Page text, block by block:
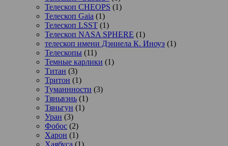
Телескоп CHEOPS (1)
Телескоп Gaia (1)
Телескоп LSST (1)
Телескоп NASA SPHERE (1)
телескоп имени Дэниела К. Иноуэ (1)
Телескопы (11)
Темные карлики (1)
Титан (3)
Тритон (1)
Туманнности (3)
Тяньвэнь (1)
Тяньгун (1)
Уран (3)
Фобос (2)
Харон (1)